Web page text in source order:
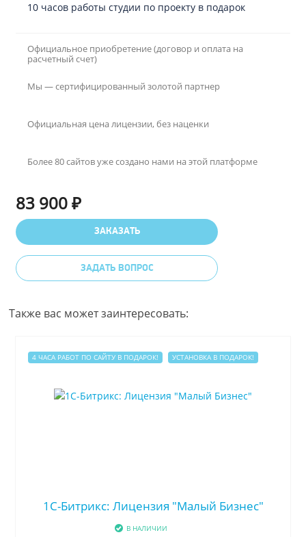
10 часов работы студии по проекту в подарок
Официальное приобретение (договор и оплата на
расчетный счет)
Мы — сертифицированный золотой партнер
Официальная цена лицензии, без наценки
Более 80 сайтов уже создано нами на этой платформе
83 900 ₽
ЗАКАЗАТЬ
ЗАДАТЬ ВОПРОС
Также вас может заинтересовать:
4 ЧАСА РАБОТ ПО САЙТУ В ПОДАРОК! УСТАНОВКА В ПОДАРОК!
1C-Битрикс: Лицензия "Малый Бизнес"
В НАЛИЧИИ